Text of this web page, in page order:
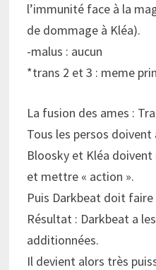
l’immunité face à la
de dommage à Kléa).
-malus : aucun
*trans 2 et 3 : meme
La fusion des ames :
Tous les persos doivent
Bloosky et Kléa
et mettre « action ».
Puis Darkbeat doit faire
Résultat : Darkbeat a
additionnées.
Il devient alors très